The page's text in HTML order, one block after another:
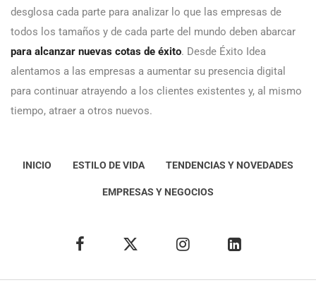
desglosa cada parte para analizar lo que las empresas de
todos los tamaños y de cada parte del mundo deben abarcar
para alcanzar nuevas cotas de éxito. Desde Éxito Idea
alentamos a las empresas a aumentar su presencia digital
para continuar atrayendo a los clientes existentes y, al mismo
tiempo, atraer a otros nuevos.
INICIO ESTILO DE VIDA TENDENCIAS Y NOVEDADES
EMPRESAS Y NEGOCIOS